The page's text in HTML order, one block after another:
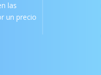
las
un precio